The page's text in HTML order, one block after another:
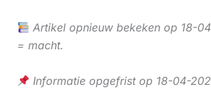
Artikel opnieuw bekeken op 18-
= macht.
Informatie opgefrist op 18-04-